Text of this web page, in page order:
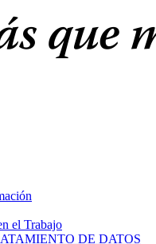
el Trabajo
DE DATOS